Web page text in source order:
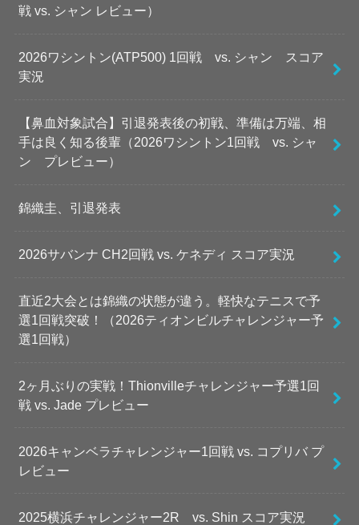
戦 vs. シャン レビュー）
2026ワシントン(ATP500) 1回戦 vs. シャン スコア
実況
【鼻血対象試合】引退発表後の初戦、準備は万端、相
手は良く知る後輩（2026ワシントン1回戦 vs. シャ
ン プレビュー）
錦織圭、引退発表
2026サバンナ CH2回戦 vs. ケネディ スコア実況
直近2大会とは錦織の状態が違う。軽快なテニスで予
選1回戦突破！（2026ティオンビルチャレンジャー予
選1回戦）
2ヶ月ぶりの実戦！Thionvilleチャレンジャー予選1回
戦 vs. Jade プレビュー
2026キャンベラチャレンジャー1回戦 vs. コプリバ プ
レビュー
2025横浜チャレンジャー2R vs. Shin スコア実況